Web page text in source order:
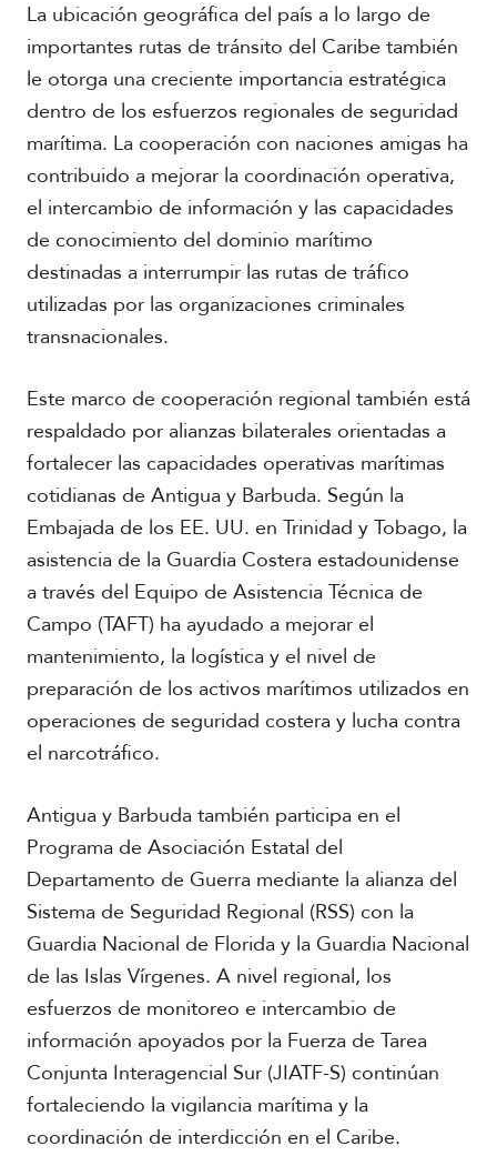
La ubicación geográfica del país a lo largo de
importantes rutas de tránsito del Caribe también
le otorga una creciente importancia estratégica
dentro de los esfuerzos regionales de seguridad
marítima. La cooperación con naciones amigas ha
contribuido a mejorar la coordinación operativa,
el intercambio de información y las capacidades
de conocimiento del dominio marítimo
destinadas a interrumpir las rutas de tráfico
utilizadas por las organizaciones criminales
transnacionales.
Este marco de cooperación regional también está
respaldado por alianzas bilaterales orientadas a
fortalecer las capacidades operativas marítimas
cotidianas de Antigua y Barbuda. Según la
Embajada de los EE. UU. en Trinidad y Tobago, la
asistencia de la Guardia Costera estadounidense
a través del Equipo de Asistencia Técnica de
Campo (TAFT) ha ayudado a mejorar el
mantenimiento, la logística y el nivel de
preparación de los activos marítimos utilizados en
operaciones de seguridad costera y lucha contra
el narcotráfico.
Antigua y Barbuda también participa en el
Programa de Asociación Estatal del
Departamento de Guerra mediante la alianza del
Sistema de Seguridad Regional (RSS) con la
Guardia Nacional de Florida y la Guardia Nacional
de las Islas Vírgenes. A nivel regional, los
esfuerzos de monitoreo e intercambio de
información apoyados por la Fuerza de Tarea
Conjunta Interagencial Sur (JIATF-S) continúan
fortaleciendo la vigilancia marítima y la
coordinación de interdicción en el Caribe.